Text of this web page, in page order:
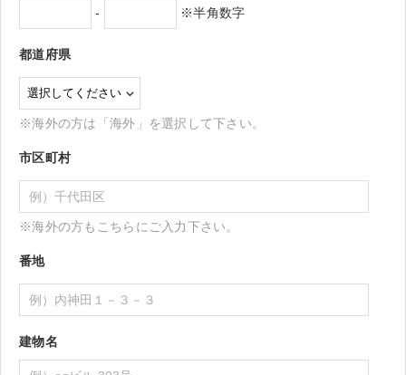
- ※半角数字
都道府県
※海外の方は「海外」を選択して下さい。
市区町村
※海外の方もこちらにご入力下さい。
番地
建物名